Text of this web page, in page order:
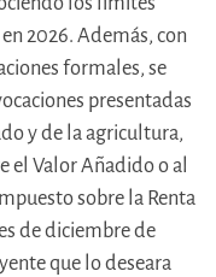
2026. Además, con
formales, se
presentadas
y de la agricultura,
el Valor Añadido o al
sobre la Renta
de diciembre de
que lo deseara